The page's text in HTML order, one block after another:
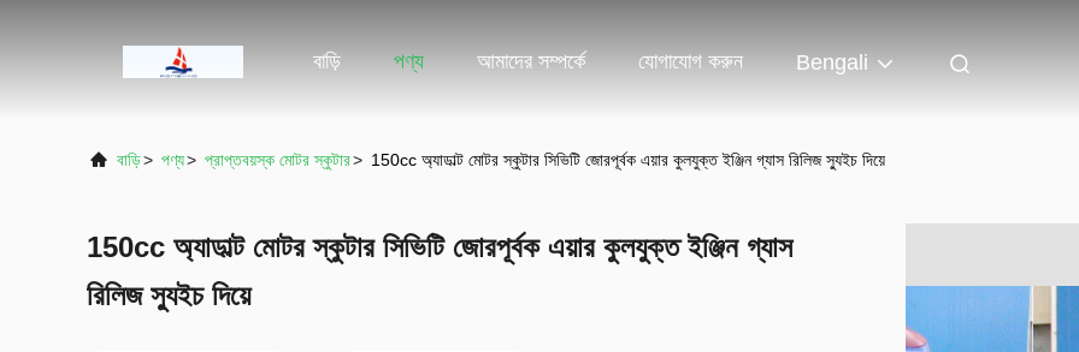
বাড়ি পণ্য আমাদের সম্পর্কে যোগাযোগ করুন Bengali
বাড়ি> পণ্য> প্রাপ্তবয়স্ক মোটর স্কুটার> 150cc অ্যাডাল্ট মোটর স্কুটার সিভিটি জোরপূর্বক এয়ার কুলযুক্ত ইঞ্জিন গ্যাস রিলিজ স্যুইচ দিয়ে
150cc অ্যাডাল্ট মোটর স্কুটার সিভিটি জোরপূর্বক এয়ার কুলযুক্ত ইঞ্জিন গ্যাস
রিলিজ স্যুইচ দিয়ে